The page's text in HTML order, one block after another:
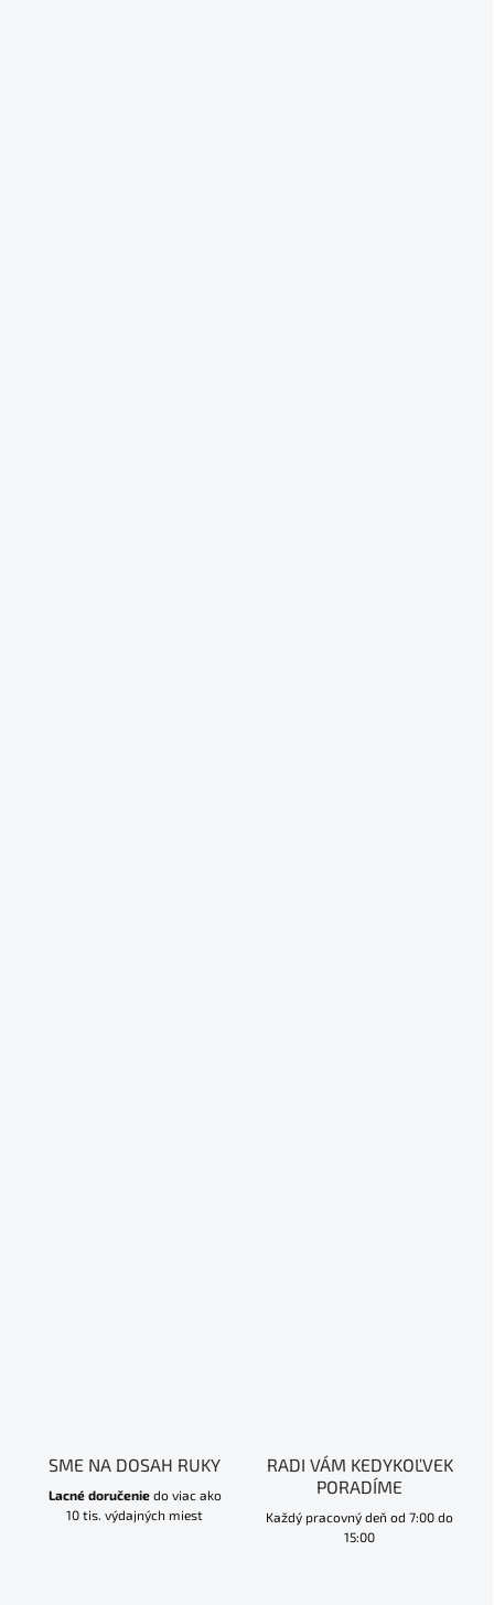
SME NA DOSAH RUKY
Lacné doručeniedo viac ako
10 tis. výdajných miest
RADI VÁM KEDYKOĽVEK
PORADÍME
Každý pracovný deň od 7:00 do
15:00